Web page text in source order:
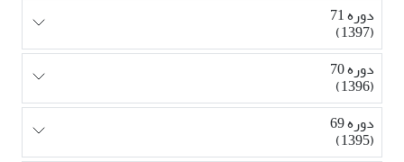
دوره 71
(1397)
دوره 70
(1396)
دوره 69
(1395)